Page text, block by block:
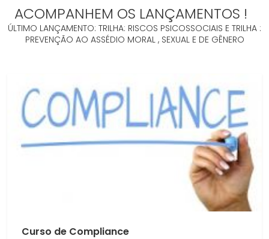
ACOMPANHEM OS LANÇAMENTOS !
ÚLTIMO LANÇAMENTO: TRILHA: RISCOS PSICOSSOCIAIS E TRILHA :
PREVENÇÃO AO ASSÉDIO MORAL , SEXUAL E DE GÊNERO
Curso de Compliance